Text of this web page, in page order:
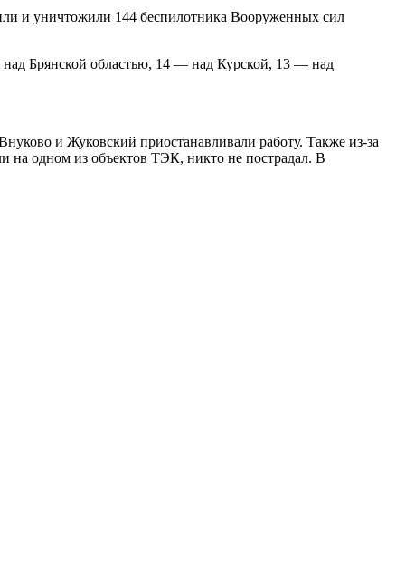
и уничтожили 144 беспилотника Вооруженных сил
Брянской областью, 14 — над Курской, 13 — над
и Жуковский приостанавливали работу. Также из-за
на одном из объектов ТЭК, никто не пострадал. В